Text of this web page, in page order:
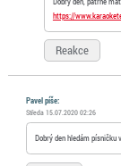
https://
Reakce
Pavel píše:
Středa 15.07.2020 02:26
Dobrý den hledám písničku